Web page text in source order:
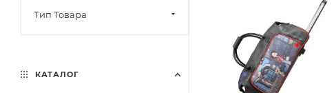
Тип Товара
КАТАЛОГ